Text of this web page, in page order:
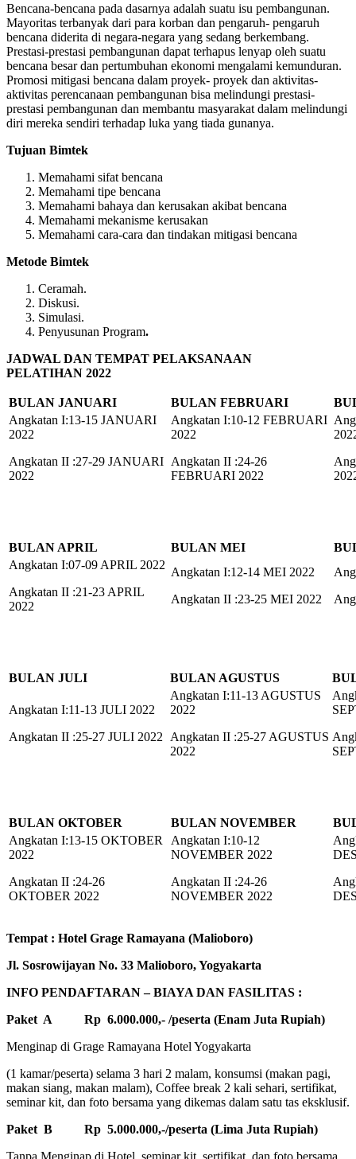
Bencana-bencana pada dasarnya adalah suatu isu pembangunan.
Mayoritas terbanyak dari para korban dan pengaruh- pengaruh
bencana diderita di negara-negara yang sedang berkembang.
Prestasi-prestasi pembangunan dapat terhapus lenyap oleh suatu
bencana besar dan pertumbuhan ekonomi mengalami kemunduran.
Promosi mitigasi bencana dalam proyek- proyek dan aktivitas-
aktivitas perencanaan pembangunan bisa melindungi prestasi-
prestasi pembangunan dan membantu masyarakat dalam melindungi
diri mereka sendiri terhadap luka yang tiada gunanya.
Tujuan Bimtek
Memahami sifat bencana
Memahami tipe bencana
Memahami bahaya dan kerusakan akibat bencana
Memahami mekanisme kerusakan
Memahami cara-cara dan tindakan mitigasi bencana
Metode Bimtek
Ceramah.
Diskusi.
Simulasi.
Penyusunan Program.
JADWAL DAN TEMPAT PELAKSANAAN
PELATIHAN 2022
BULAN JANUARI BULAN FEBRUARI
Angkatan I:13-15 JANUARI
2022
Angkatan II :27-29 JANUARI
2022
Angkatan I:10-12 FEBRUARI
2022
Angkatan II :24-26
FEBRUARI 2022
BULAN APRIL BULAN MEI
Angkatan I:07-09 APRIL 2022
Angkatan II :21-23 APRIL
2022
Angkatan I:12-14 MEI 2022
Angkatan II :23-25 MEI 2022
BULAN JULI BULAN AGUSTUS
Angkatan I:11-13 JULI 2022
Angkatan II :25-27 JULI 2022
Angkatan I:11-13 AGUSTUS
2022
Angkatan II :25-27 AGUSTUS
2022
BULAN OKTOBER BULAN NOVEMBER
Angkatan I:13-15 OKTOBER
2022
Angkatan II :24-26
OKTOBER 2022
Angkatan I:10-12
NOVEMBER 2022
Angkatan II :24-26
NOVEMBER 2022
Tempat : Hotel Grage Ramayana (Malioboro)
Jl. Sosrowijayan No. 33 Malioboro, Yogyakarta
INFO PENDAFTARAN – BIAYA DAN FASILITAS :
Paket A
Rp 6.000.000,- /peserta (Enam Juta Rupiah)
Menginap di Grage Ramayana Hotel Yogyakarta
(1 kamar/peserta) selama 3 hari 2 malam, konsumsi (makan pagi,
makan siang, makan malam), Coffee break 2 kali sehari, sertifikat,
seminar kit, dan foto bersama yang dikemas dalam satu tas eksklusif.
Paket B
Rp 5.000.000,-/peserta (Lima Juta Rupiah)
Tanpa Menginap di Hotel, seminar kit, sertifikat, dan foto bersama